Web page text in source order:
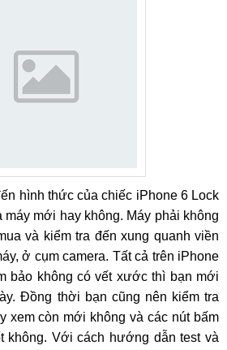
hình thức của chiếc iPhone 6 Lock
máy mới hay không. Máy phải không
và kiểm tra đến xung quanh viền
ở cụm camera. Tất cả trên iPhone
bảo không có vết xước thì bạn mới
Đồng thời bạn cũng nên kiểm tra
xem còn mới không và các nút bấm
không. Với cách hướng dẫn test và